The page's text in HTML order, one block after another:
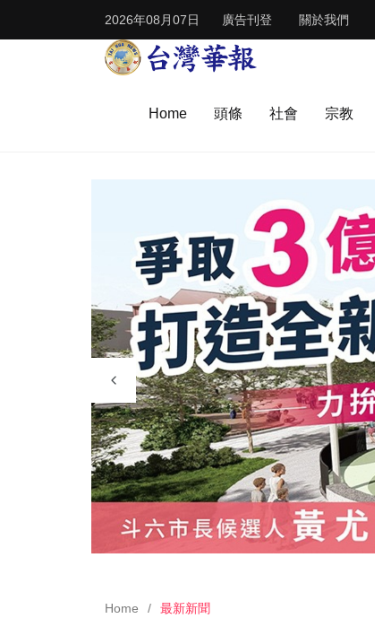
2026年08月07日 廣告刊登 關於我們
Home 頭條 社會 宗教
Home 最新新聞